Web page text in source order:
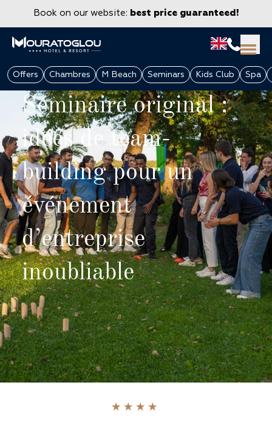
Book on our website: best price guaranteed!
GROUPS & CORPORATE
Offers Chambres M Beach Seminars Kids Club Spa
Séminaire original :
idées de team-
building pour un
événement
d’entreprise
inoubliable